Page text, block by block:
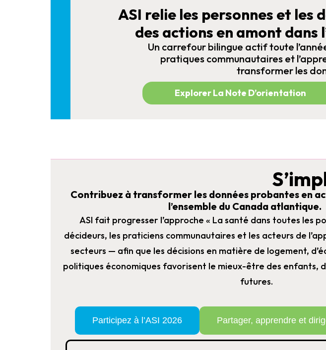
ASI relie les personnes et
des actions en amont dans
Un carrefour bilingue actif toute
pratiques communautaires et
transformer les
Explorer La Note D’orientation
Contribuez à transformer les données probantes en
l’ensemble du Canada atlantique.
ASI fait progresser l’approche « La santé dans toutes les
décideurs, les praticiens communautaires et les acteurs de
secteurs — afin que les décisions en matière de logement,
politiques économiques favorisent le mieux-être des enfants,
futures.
Participez à l’ASI 2026 Partager, apprendre et